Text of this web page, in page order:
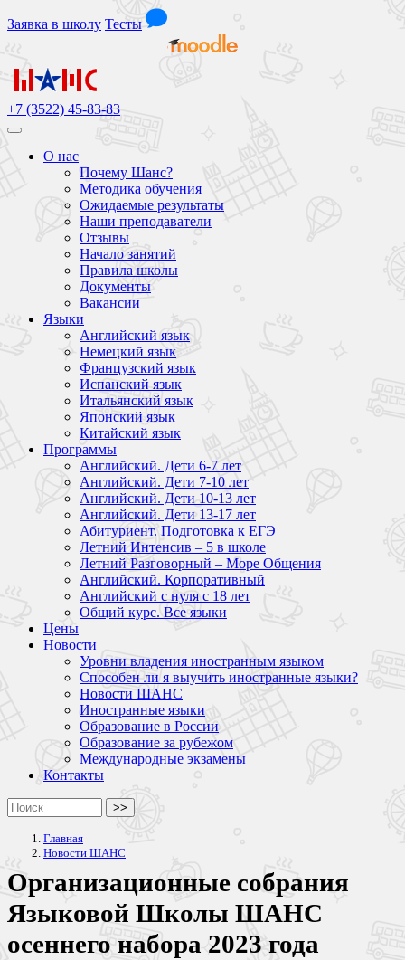
Заявка в школу Тесты
+7 (3522) 45-83-83
О нас
Почему Шанс?
Методика обучения
Ожидаемые результаты
Наши преподаватели
Отзывы
Начало занятий
Правила школы
Документы
Вакансии
Языки
Английский язык
Немецкий язык
Французский язык
Испанский язык
Итальянский язык
Японский язык
Китайский язык
Программы
Английский. Дети 6-7 лет
Английский. Дети 7-10 лет
Английский. Дети 10-13 лет
Английский. Дети 13-17 лет
Абитуриент. Подготовка к ЕГЭ
Летний Интенсив – 5 в школе
Летний Разговорный – Море Общения
Английский. Корпоративный
Английский с нуля с 18 лет
Общий курс. Все языки
Цены
Новости
Уровни владения иностранным языком
Способен ли я выучить иностранные языки?
Новости ШАНС
Иностранные языки
Образование в России
Образование за рубежом
Международные экзамены
Контакты
>>
Главная
Новости ШАНС
Организационные собрания
Языковой Школы ШАНС
осеннего набора 2023 года